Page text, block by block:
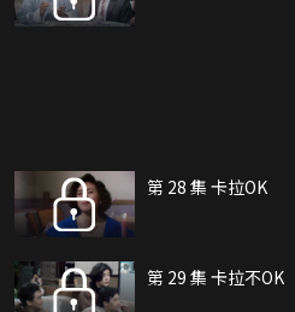
第 28 集 卡拉OK
第 29 集 卡拉不OK